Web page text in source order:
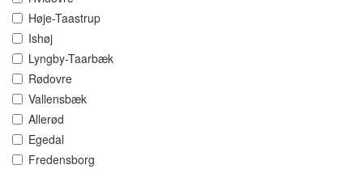
Høje-Taastrup
Ishøj
Lyngby-Taarbæk
Rødovre
Vallensbæk
Allerød
Egedal
Fredensborg